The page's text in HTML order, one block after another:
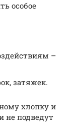
особое
–
затяжек.
хлопку и
не подведут